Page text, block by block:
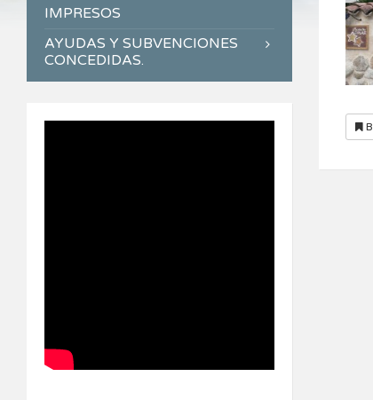
IMPRESOS
AYUDAS Y SUBVENCIONES
CONCEDIDAS.